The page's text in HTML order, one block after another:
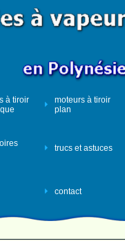
à tiroir
moteurs à tiroir
plan
trucs et astuces
contact